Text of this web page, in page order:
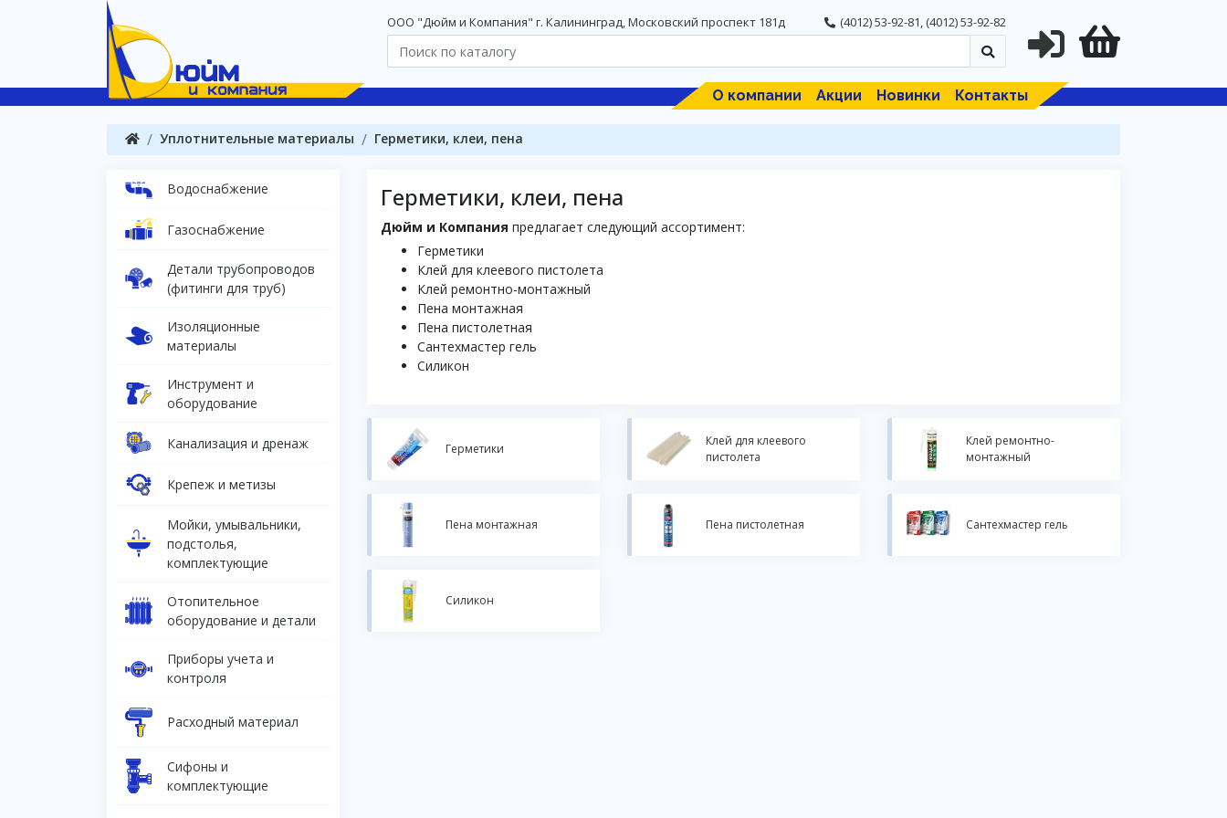
OOO "Дюйм и Компания" г. Калининград, Московский проспект 181д (4012) 53-92-81,(4012) 53-92-82
О компании Акции Новинки Контакты
Уплотнительные материалы Герметики, клеи, пена
Водоснабжение
Газоснабжение
Детали трубопроводов
(фитинги для труб)
Изоляционные
материалы
Инструмент и
оборудование
Канализация и дренаж
Крепеж и метизы
Мойки, умывальники,
подстолья,
комплектующие
Отопительное
оборудование и детали
Приборы учета и
контроля
Расходный материал
Сифоны и
комплектующие
Герметики, клеи, пена
Дюйм и Компания предлагает следующий ассортимент:
Герметики
Клей для клеевого пистолета
Клей ремонтно-монтажный
Пена монтажная
Пена пистолетная
Сантехмастер гель
Силикон
Герметики
Клей для клеевого
пистолета
Клей ремонтно-
монтажный
Пена монтажная Пена пистолетная Сантехмастер гель
Силикон